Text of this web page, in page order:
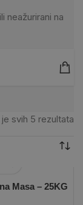
neažurirani na
je svih 5 rezultata
Masa – 25KG